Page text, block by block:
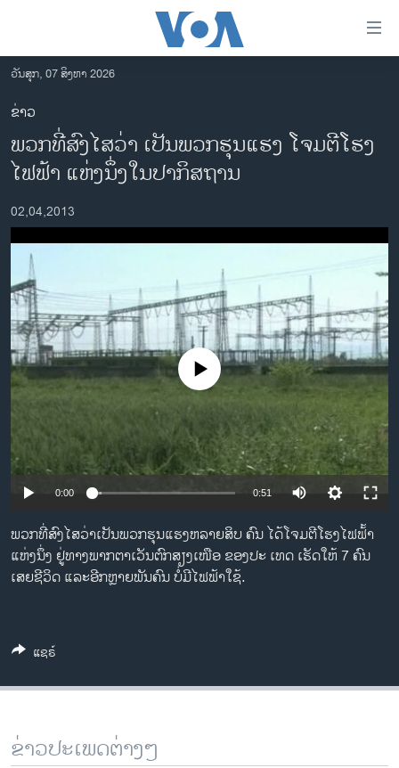
ເຂົ້າ
ຫາ
ຂ້າມ
ຂ້າມ
ຂ້າມ
ຫາ
ຊອກ
ອາເມຣິກາ
ການເລືອກຕັ້ງ ປະທານາທີບໍດີ ສະຫະລັດ 2024
ຂ່າວ​ຈີນ
ໂລກ
ເອເຊຍ
ອິດສະຫຼະພາບດ້ານການຂ່າວ
ຊີວິດຊາວລາວ
ຊຸມຊົນຊາວລາວ
ວິທະຍາສາດ-ເທັກໂນໂລຈີ
ທຸລະກິດ
ພາສາອັງກິດ
ສຽງ
ລາຍການກະຈາຍສຽງ
ຕິດຕາມພວກເຮົາ ທີ່
ວັນສຸກ, 07 ສິງຫາ 2026
ຂ່າວ
ພວກທີ່ສົງໄສວ່າ ເປັນພວກຮຸນແຮງ ໂຈມຕີໂຮງ
ໄຟຟ້າ ແຫ່ງນຶ່ງໃນປາກິສຖານ
02,04,2013
No media source currently available
0:00 0:51
ພວກທີ່ສົງໄສວ່າເປັນພວກຮຸນແຮງຫລາຍສິບ ຄົນ ໄດ້ໂຈມຕີໂຮງໄຟຟ້້າ
ແຫ່ງນຶ່ງ ຢູ່ທາງພາກຕາເວັນຕົກສຽງເໜືອ ຂອງປະ ເທດ ເຮັດໃຫ້ 7 ຄົນ
ເສຍຊີວິດ ແລະອີກຫຼາຍພັນຄົນ ບໍ່ມີໄຟຟ້າໃຊ້.
ແຊຣ໌
ຂ່າວປະເພດຕ່າງໆ